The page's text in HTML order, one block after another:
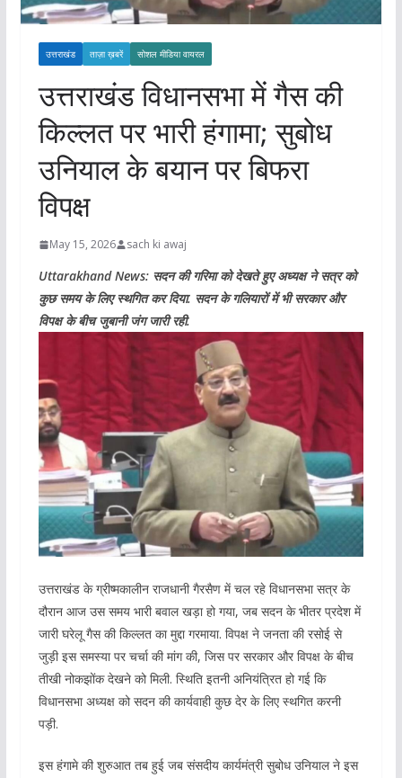
उत्तराखंड ताज़ा ख़बरें सोशल मीडिया वायरल
उत्तराखंड विधानसभा में गैस की
किल्लत पर भारी हंगामा; सुबोध
उनियाल के बयान पर बिफरा
विपक्ष
May 15, 2026 sach ki awaj
Uttarakhand News: सदन की गरिमा को देखते हुए अध्यक्ष ने सत्र को
कुछ समय के लिए स्थगित कर दिया. सदन के गलियारों में भी सरकार और
विपक्ष के बीच जुबानी जंग जारी रही.
उत्तराखंड के ग्रीष्मकालीन राजधानी गैरसैण में चल रहे विधानसभा सत्र के
दौरान आज उस समय भारी बवाल खड़ा हो गया, जब सदन के भीतर प्रदेश में
जारी घरेलू गैस की किल्लत का मुद्दा गरमाया. विपक्ष ने जनता की रसोई से
जुड़ी इस समस्या पर चर्चा की मांग की, जिस पर सरकार और विपक्ष के बीच
तीखी नोकझोंक देखने को मिली. स्थिति इतनी अनियंत्रित हो गई कि
विधानसभा अध्यक्ष को सदन की कार्यवाही कुछ देर के लिए स्थगित करनी
पड़ी.
इस हंगामे की शुरुआत तब हुई जब संसदीय कार्यमंत्री सुबोध उनियाल ने इस